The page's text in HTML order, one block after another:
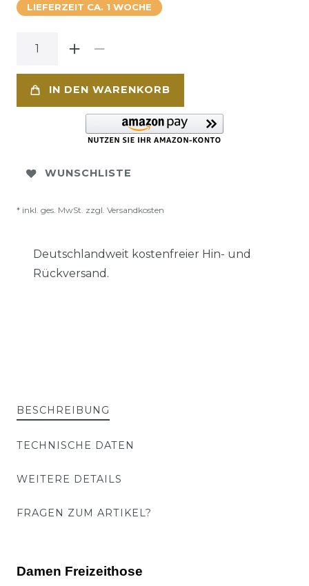
LIEFERZEIT CA. 1 WOCHE
IN DEN WARENKORB
WUNSCHLISTE
* inkl. ges. MwSt. zzgl. Versandkosten
Deutschlandweit kostenfreier Hin- und
Rückversand.
BESCHREIBUNG
TECHNISCHE DATEN
WEITERE DETAILS
FRAGEN ZUM ARTIKEL?
Damen Freizeithose